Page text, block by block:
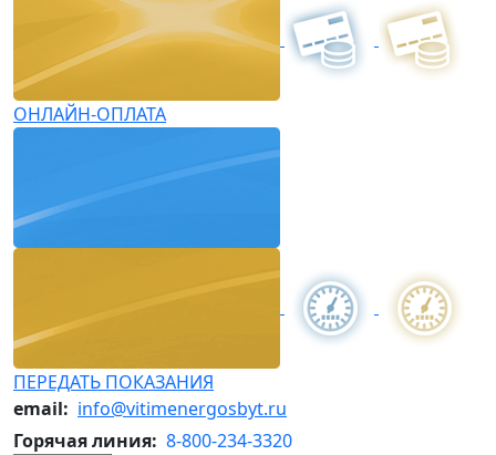
ОНЛАЙН-ОПЛАТА
ПЕРЕДАТЬ ПОКАЗАНИЯ
email: info@vitimenergosbyt.ru
Горячая линия: 8-800-234-3320